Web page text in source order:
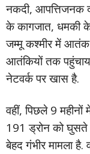
नकदी, आपत्तिजनक
के कागजात, धमकी
जम्मू कश्मीर में
आतंकियों तक
नेटवर्क पर खास है.
वहीं, पिछले 9 महीनों
191 ड्रोन को घुसते
बेहद गंभीर मामला